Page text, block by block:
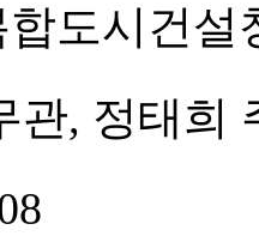
도시건설
관, 정태희